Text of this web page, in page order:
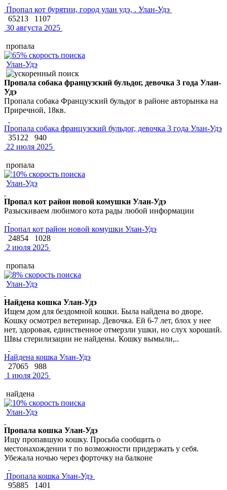
Пропал кот бурятии, город улан удэ, . Улан-Удэ
65213
1107
30 августа 2025
пропала
Улан-Удэ
Пропала собака французский бульдог, девочка 3 года Улан-
Удэ
Пропала собака Французский бульдог в районе авторынка на
Приречной, 18кв.
Пропала собака французский бульдог, девочка 3 года Улан-Удэ
35122
940
22 июля 2025
пропала
Улан-Удэ
Пропал кот район новой комушки Улан-Удэ
Разыскиваем любимого кота рады любой информации
Пропал кот район новой комушки Улан-Удэ
24854
1028
2 июля 2025
пропала
Улан-Удэ
Найдена кошка Улан-Удэ
Ищем дом для бездомной кошки. Была найдена во дворе.
Кошку осмотрел ветеринар. Девочка. Ей 6-7 лет, блох у нее
нет, здоровая, единственное отмерзли ушки, но слух хороший.
Швы стерилизации не найдены. Кошку вымыли,..
Найдена кошка Улан-Удэ
27065
988
1 июля 2025
найдена
Улан-Удэ
Пропала кошка Улан-Удэ
Ищу пропавшую кошку. Просьба сообщить о
местонахождении т по возможности придержать у себя.
Убежала ночью через форточку на балконе
Пропала кошка Улан-Удэ
95885
1401